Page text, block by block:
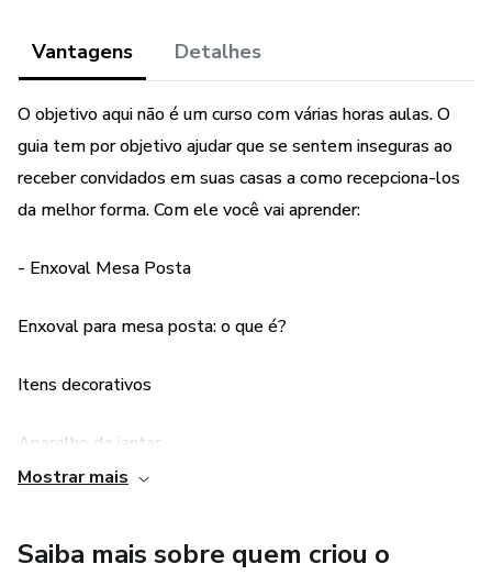
Vantagens Detalhes
O objetivo aqui não é um curso com várias horas aulas. O
guia tem por objetivo ajudar que se sentem inseguras ao
receber convidados em suas casas a como recepciona-los
da melhor forma. Com ele você vai aprender:
- Enxoval Mesa Posta
Enxoval para mesa posta: o que é?
Itens decorativos
Aparelho de jantar
Taças
Mostrar mais
Saiba mais sobre quem criou o